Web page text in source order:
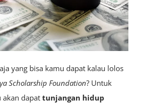
yang bisa kamu dapat kalau lolos
Scholarship Foundation? Untuk
dapat tunjangan hidup